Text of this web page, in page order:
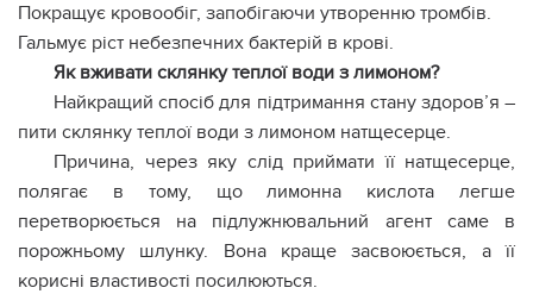
Покращує кровообіг, запобігаючи утворенню тромбів.
Гальмує ріст небезпечних бактерій в крові.
Як вживати склянку теплої води з лимоном?
Найкращий спосіб для підтримання стану здоров’я –
пити склянку теплої води з лимоном натщесерце.
Причина, через яку слід приймати її натщесерце,
полягає в тому, що лимонна кислота легше
перетворюється на підлужнювальний агент саме в
порожньому шлунку. Вона краще засвоюється, а її
корисні властивості посилюються.